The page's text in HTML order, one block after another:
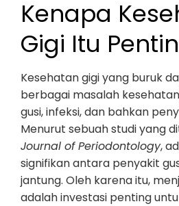
Kenapa
Gigi Itu
Kesehatan gigi yang buruk
berbagai masalah
gusi, infeksi, dan bahkan
Menurut sebuah studi yang
Journal of Periodontology,
signifikan antara penyakit
jantung. Oleh karena itu,
adalah investasi penting